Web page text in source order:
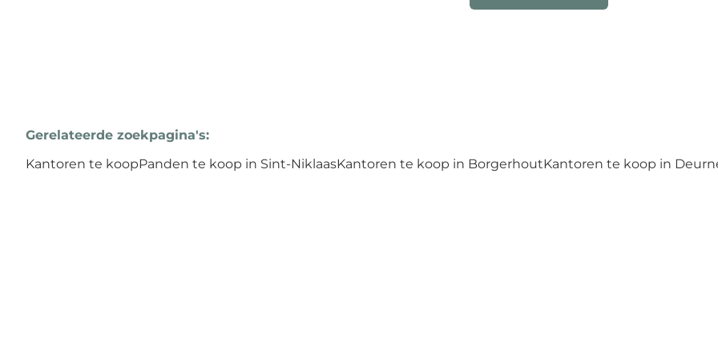
Gerelateerde zoekpagina's:
Kantoren te koopPanden te koop in Sint-NiklaasKantoren te koop in BorgerhoutKantoren te koop in